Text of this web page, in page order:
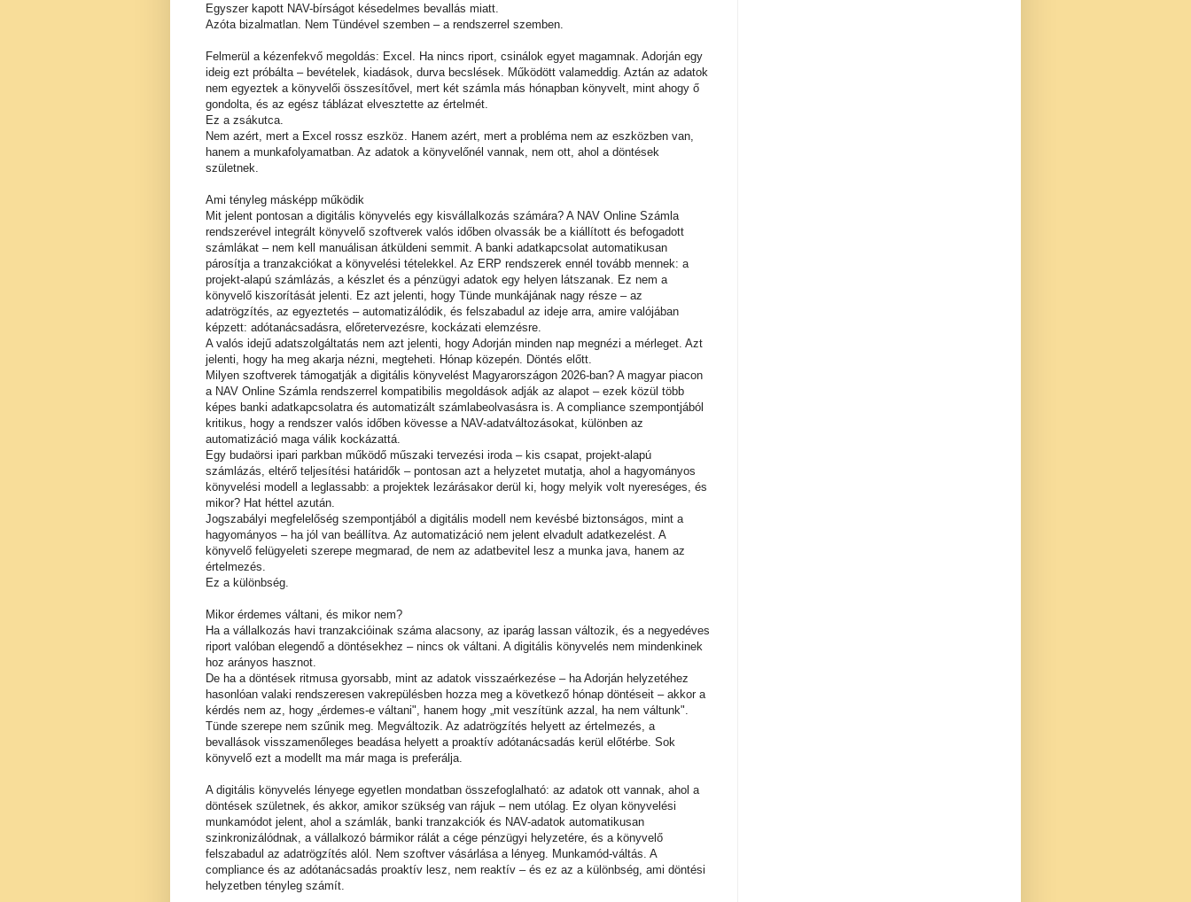
Egyszer kapott NAV-bírságot késedelmes bevallás miatt.
Azóta bizalmatlan. Nem Tündével szemben – a rendszerrel szemben.
Felmerül a kézenfekvő megoldás: Excel. Ha nincs riport, csinálok egyet magamnak. Adorján egy
ideig ezt próbálta – bevételek, kiadások, durva becslések. Működött valameddig. Aztán az adatok
nem egyeztek a könyvelői összesítővel, mert két számla más hónapban könyvelt, mint ahogy ő
gondolta, és az egész táblázat elvesztette az értelmét.
Ez a zsákutca.
Nem azért, mert a Excel rossz eszköz. Hanem azért, mert a probléma nem az eszközben van,
hanem a munkafolyamatban. Az adatok a könyvelőnél vannak, nem ott, ahol a döntések
születnek.
Ami tényleg másképp működik
Mit jelent pontosan a digitális könyvelés egy kisvállalkozás számára? A NAV Online Számla
rendszerével integrált könyvelő szoftverek valós időben olvassák be a kiállított és befogadott
számlákat – nem kell manuálisan átküldeni semmit. A banki adatkapcsolat automatikusan
párosítja a tranzakciókat a könyvelési tételekkel. Az ERP rendszerek ennél tovább mennek: a
projekt-alapú számlázás, a készlet és a pénzügyi adatok egy helyen látszanak. Ez nem a
könyvelő kiszorítását jelenti. Ez azt jelenti, hogy Tünde munkájának nagy része – az
adatrögzítés, az egyeztetés – automatizálódik, és felszabadul az ideje arra, amire valójában
képzett: adótanácsadásra, előretervezésre, kockázati elemzésre.
A valós idejű adatszolgáltatás nem azt jelenti, hogy Adorján minden nap megnézi a mérleget. Azt
jelenti, hogy ha meg akarja nézni, megteheti. Hónap közepén. Döntés előtt.
Milyen szoftverek támogatják a digitális könyvelést Magyarországon 2026-ban? A magyar piacon
a NAV Online Számla rendszerrel kompatibilis megoldások adják az alapot – ezek közül több
képes banki adatkapcsolatra és automatizált számlabeolvasásra is. A compliance szempontjából
kritikus, hogy a rendszer valós időben kövesse a NAV-adatváltozásokat, különben az
automatizáció maga válik kockázattá.
Egy budaörsi ipari parkban működő műszaki tervezési iroda – kis csapat, projekt-alapú
számlázás, eltérő teljesítési határidők – pontosan azt a helyzetet mutatja, ahol a hagyományos
könyvelési modell a leglassabb: a projektek lezárásakor derül ki, hogy melyik volt nyereséges, és
mikor? Hat héttel azután.
Jogszabályi megfelelőség szempontjából a digitális modell nem kevésbé biztonságos, mint a
hagyományos – ha jól van beállítva. Az automatizáció nem jelent elvadult adatkezelést. A
könyvelő felügyeleti szerepe megmarad, de nem az adatbevitel lesz a munka java, hanem az
értelmezés.
Ez a különbség.
Mikor érdemes váltani, és mikor nem?
Ha a vállalkozás havi tranzakcióinak száma alacsony, az iparág lassan változik, és a negyedéves
riport valóban elegendő a döntésekhez – nincs ok váltani. A digitális könyvelés nem mindenkinek
hoz arányos hasznot.
De ha a döntések ritmusa gyorsabb, mint az adatok visszaérkezése – ha Adorján helyzetéhez
hasonlóan valaki rendszeresen vakrepülésben hozza meg a következő hónap döntéseit – akkor a
kérdés nem az, hogy „érdemes-e váltani", hanem hogy „mit veszítünk azzal, ha nem váltunk".
Tünde szerepe nem szűnik meg. Megváltozik. Az adatrögzítés helyett az értelmezés, a
bevallások visszamenőleges beadása helyett a proaktív adótanácsadás kerül előtérbe. Sok
könyvelő ezt a modellt ma már maga is preferálja.
A digitális könyvelés lényege egyetlen mondatban összefoglalható: az adatok ott vannak, ahol a
döntések születnek, és akkor, amikor szükség van rájuk – nem utólag. Ez olyan könyvelési
munkamódot jelent, ahol a számlák, banki tranzakciók és NAV-adatok automatikusan
szinkronizálódnak, a vállalkozó bármikor rálát a cége pénzügyi helyzetére, és a könyvelő
felszabadul az adatrögzítés alól. Nem szoftver vásárlása a lényeg. Munkamód-váltás. A
compliance és az adótanácsadás proaktív lesz, nem reaktív – és ez az a különbség, ami döntési
helyzetben tényleg számít.